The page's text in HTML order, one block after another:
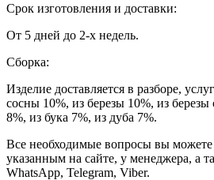
Срок изготовления и доставки:
От 5 дней до 2-х недель.
Сборка:
Изделие доставляется в разборе,
сосны 10%, из березы 10%, из
8%, из бука 7%, из дуба 7%.
Все необходимые вопросы вы можете
указанным на сайте, у менеджера, а
WhatsApp, Telegram, Viber.